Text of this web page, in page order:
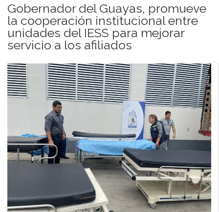
Gobernador del Guayas, promueve
la cooperación institucional entre
unidades del IESS para mejorar
servicio a los afiliados